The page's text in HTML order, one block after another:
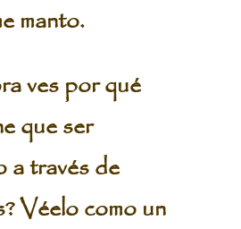
manto.
ves por qué
que ser
a través de
Véelo como un